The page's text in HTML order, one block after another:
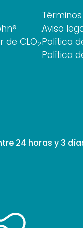
de CLO2
Aviso
Política
Política
24 horas y 3